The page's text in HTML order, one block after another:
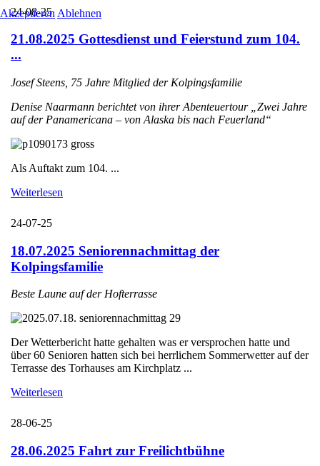
24-08-25
21.08.2025 Gottesdienst und Feierstund zum 104.
...
Josef Steens, 75 Jahre Mitglied der Kolpingsfamilie
Denise Naarmann berichtet von ihrer Abenteuertour „Zwei Jahre
auf der Panamericana – von Alaska bis nach Feuerland“
Als Auftakt zum 104. ...
Weiterlesen
24-07-25
18.07.2025 Seniorennachmittag der
Kolpingsfamilie
Beste Laune auf der Hofterrasse
Der Wetterbericht hatte gehalten was er versprochen hatte und
über 60 Senioren hatten sich bei herrlichem Sommerwetter auf der
Terrasse des Torhauses am Kirchplatz ...
Weiterlesen
28-06-25
28.06.2025 Fahrt zur Freilichtbühne
Akzeptieren Ablehnen